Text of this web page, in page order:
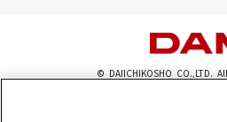
It's gonna rain!© DAIICHIKOSHO CO.,LTD.
このサイトに掲載されている一切の文章・画像